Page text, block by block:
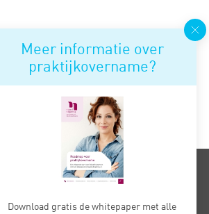
Meer informatie over
praktijkovername?
Download gratis de whitepaper met alle